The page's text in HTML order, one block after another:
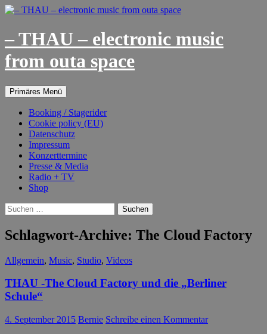
– THAU – electronic music
from outa space
Suchen
Primäres Menü
Inhalt
Booking / Stagerider
Cookie policy (EU)
Datenschutz
Impressum
Konzerttermine
Presse & Media
Radio + TV
Shop
Suchen
nach:
Schlagwort-Archive: The Cloud Factory
Allgemein, Music, Studio, Videos
THAU -The Cloud Factory und die „Berliner
Schule“
4. September 2015 Bernie Schreibe einen Kommentar